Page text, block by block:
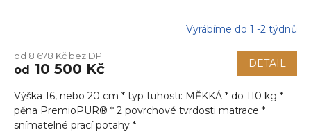
produktu
je
z
5
hvězdiček.
Vyrábíme do 1 -2 týdnů
od 8 678 Kč bez DPH
od 10 500 Kč DETAIL
Výška 16, nebo 20 cm * typ tuhosti: MĚKKÁ * do 110 kg *
pěna PremioPUR® * 2 povrchové tvrdosti matrace *
snímatelné prací potahy *